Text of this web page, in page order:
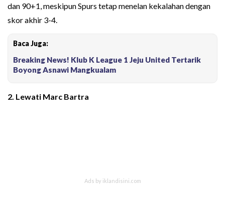
dan 90+1, meskipun Spurs tetap menelan kekalahan dengan
skor akhir 3-4.
Baca Juga:
Breaking News! Klub K League 1 Jeju United Tertarik
Boyong Asnawi Mangkualam
2. Lewati Marc Bartra